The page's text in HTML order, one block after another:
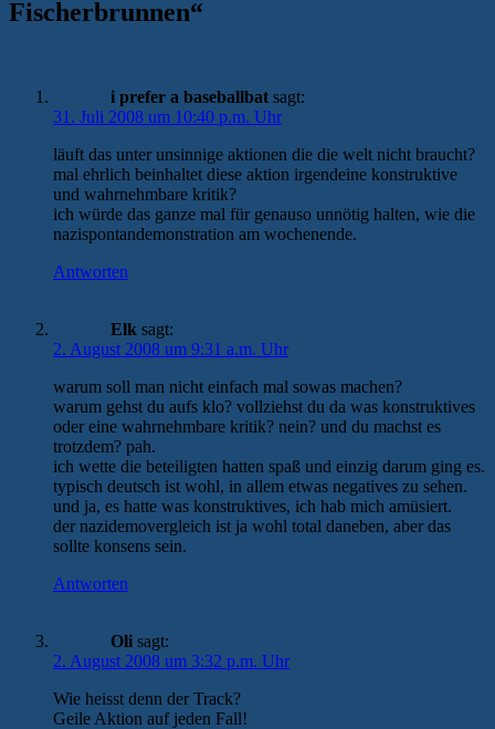
Fischerbrunnen“
i prefer a baseballbat sagt:
31. Juli 2008 um 10:40 p.m. Uhr
läuft das unter unsinnige aktionen die die welt nicht braucht?
mal ehrlich beinhaltet diese aktion irgendeine konstruktive
und wahrnehmbare kritik?
ich würde das ganze mal für genauso unnötig halten, wie die
nazispontandemonstration am wochenende.
Antworten
Elk sagt:
2. August 2008 um 9:31 a.m. Uhr
warum soll man nicht einfach mal sowas machen?
warum gehst du aufs klo? vollziehst du da was konstruktives
oder eine wahrnehmbare kritik? nein? und du machst es
trotzdem? pah.
ich wette die beteiligten hatten spaß und einzig darum ging es.
typisch deutsch ist wohl, in allem etwas negatives zu sehen.
und ja, es hatte was konstruktives, ich hab mich amüsiert.
der nazidemovergleich ist ja wohl total daneben, aber das
sollte konsens sein.
Antworten
Oli sagt:
2. August 2008 um 3:32 p.m. Uhr
Wie heisst denn der Track?
Geile Aktion auf jeden Fall!